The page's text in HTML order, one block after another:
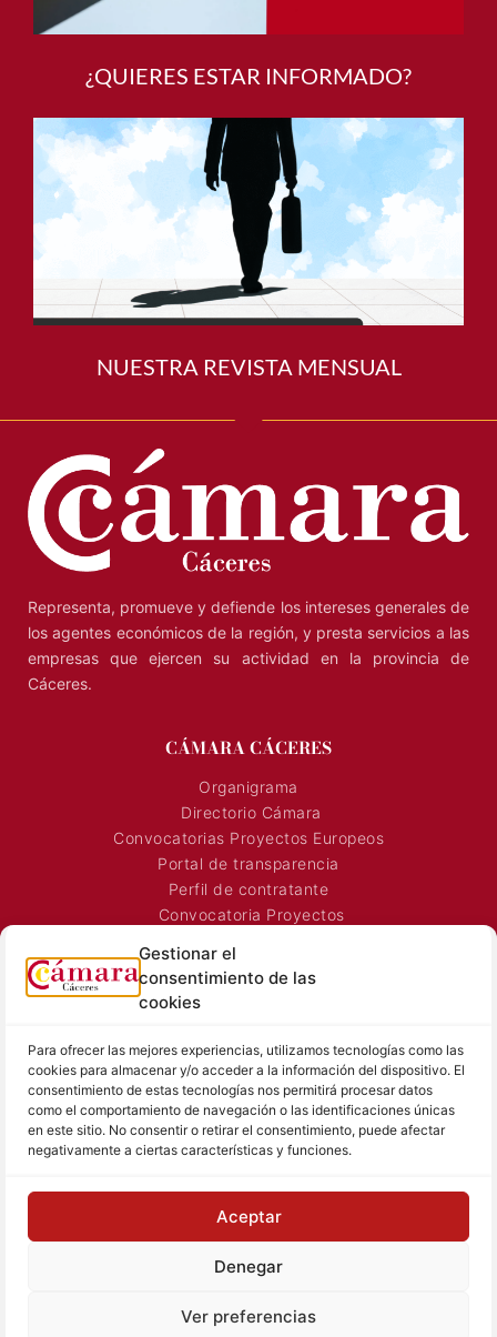
Gestionar el
consentimiento de las
cookies
Para ofrecer las mejores experiencias, utilizamos tecnologías como las
cookies para almacenar y/o acceder a la información del dispositivo. El
consentimiento de estas tecnologías nos permitirá procesar datos
como el comportamiento de navegación o las identificaciones únicas
en este sitio. No consentir o retirar el consentimiento, puede afectar
negativamente a ciertas características y funciones.
Aceptar
Denegar
Ver preferencias
¿QUIERES ESTAR INFORMADO?
NUESTRA REVISTA MENSUAL
Representa, promueve y defiende los intereses generales de
los agentes económicos de la región, y presta servicios a las
empresas que ejercen su actividad en la provincia de
Cáceres.
CÁMARA CÁCERES
Organigrama
Directorio Cámara
Convocatorias Proyectos Europeos
Portal de transparencia
Perfil de contratante
Convocatoria Proyectos
Señalización Comercial
SALA DE PRENSA
Noticias Cámara
Sala de prensa
Hemeroteca
TEXTOS LEGALES
Aviso Legal
Política de Privacidad
Política de Cookies
© Cámara de Comercio de Cáceres
Tu proyecto, nuestro reto